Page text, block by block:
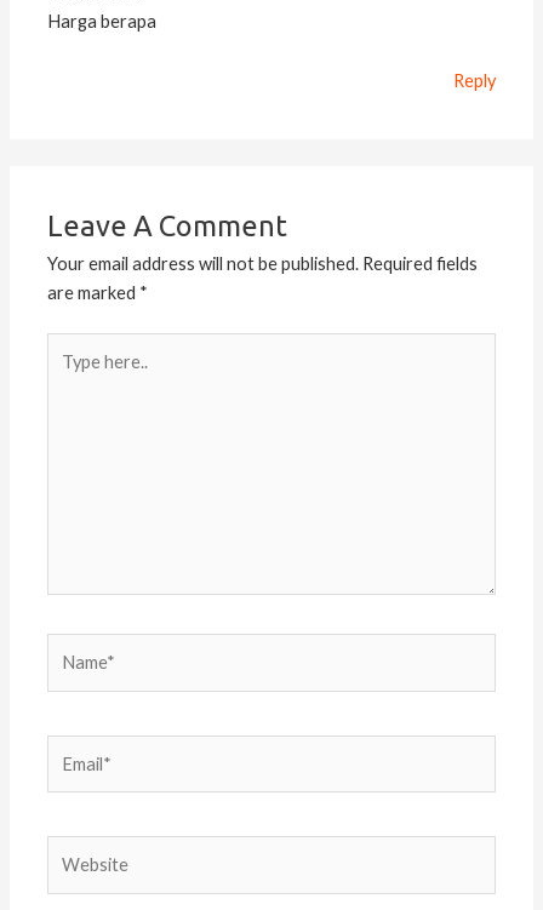
Harga berapa
Reply
Leave A Comment
Your email address will not be published. Required fields
are marked *
here..